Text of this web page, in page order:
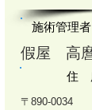
施術管理者
假屋 高
住
〒890-0034